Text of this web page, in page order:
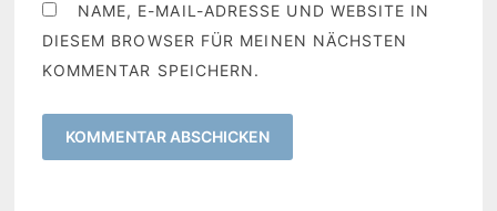
NAME, E-MAIL-ADRESSE UND WEBSITE IN
DIESEM BROWSER FÜR MEINEN NÄCHSTEN
KOMMENTAR SPEICHERN.